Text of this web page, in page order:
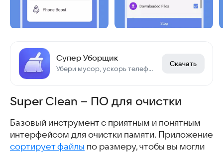
Супер Уборщик
Убери мусор, ускорь телефон, сбереги заряд.
Скачать
Super Clean – ПО для очистки
Базовый инструмент с приятным и понятным
интерфейсом для очистки памяти. Приложение
сортирует файлы по размеру, чтобы вы могли